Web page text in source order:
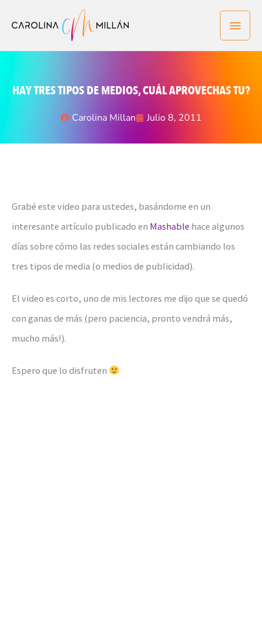
HAY TRES TIPOS DE MEDIOS, CUÁL APROVECHAS TU?
Carolina Millan Julio 8, 2011
Grabé este video para ustedes, basándome en un
interesante artículo publicado en Mashable hace algunos
días sobre cómo las redes sociales están cambiando los
tres tipos de media (o medios de publicidad).
El video es corto, uno de mis lectores me dijo que se quedó
con ganas de más (pero paciencia, pronto vendrá más,
mucho más!).
Espero que lo disfruten